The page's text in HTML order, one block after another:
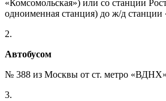
«Комсомольская») или со станции
одноименная станция) до ж/д станции
2.
Автобусом
№ 388 из Москвы от ст. метро «ВДНХ»
3.